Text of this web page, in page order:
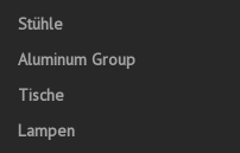
Stühle
Aluminum Group
Tische
Lampen